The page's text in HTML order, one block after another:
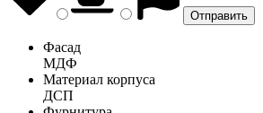
Фасад
МДФ
Материал корпуса
ДСП